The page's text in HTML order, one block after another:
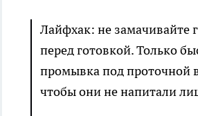
Лайфхак: не замачивайте
перед готовкой. Только
промывка под проточной
чтобы они не напитали